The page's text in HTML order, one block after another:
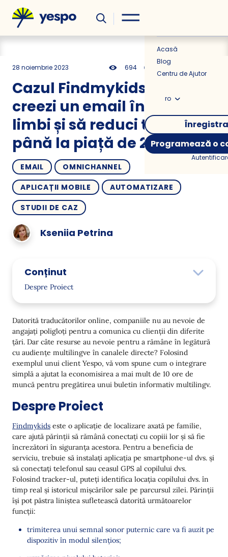
Acasă
Blog
Centru de Ajutor
ro
Programează o
28 noiembrie 2023 694 12 min
EMAIL
OMNICHANNEL
APLICAȚII MOBILE
AUTOMATIZARE
STUDII DE CAZ
Cazul Findmykids: Cum să
creezi un email în 23 de
limbi și să reduci timpul
până la piață de 2 ori
Kseniia Petrina
Conținut
Despre Proiect
Provocare
Soluție
Crearea unui tablou și designul scrisorii
Testarea și lansarea newsletterului
Rezultate
Datorită traducătorilor online, companiile nu au nevoie de
angajați poligloți pentru a comunica cu clienții din diferite
țări. Dar câte resurse au nevoie pentru a rămâne în legătură
cu audiențe multilingve în canalele directe? Folosind
exemplul unui client Yespo, vă vom spune cum o integrare
simplă a ajutat la economisirea a mai mult de 10 ore de
muncă pentru pregătirea unui buletin informativ multilingv.
Despre Proiect
Findmykids este o aplicație de localizare axată pe familie,
care ajută părinții să rămână conectați cu copiii lor și să fie
încrezători în siguranța acestora. Pentru a beneficia de
serviciu, trebuie să instalați aplicația pe smartphone-ul dvs. și
să conectați telefonul sau ceasul GPS al copilului dvs.
Folosind tracker-ul, puteți identifica locația copilului dvs. în
timp real și istoricul mișcărilor sale pe parcursul zilei. Părinții
își pot păstra liniștea sufletească datorită următoarelor
funcții:
trimiterea unui semnal sonor puternic care va fi auzit pe
dispozitiv în modul silențios;